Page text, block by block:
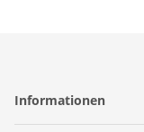
Informationen